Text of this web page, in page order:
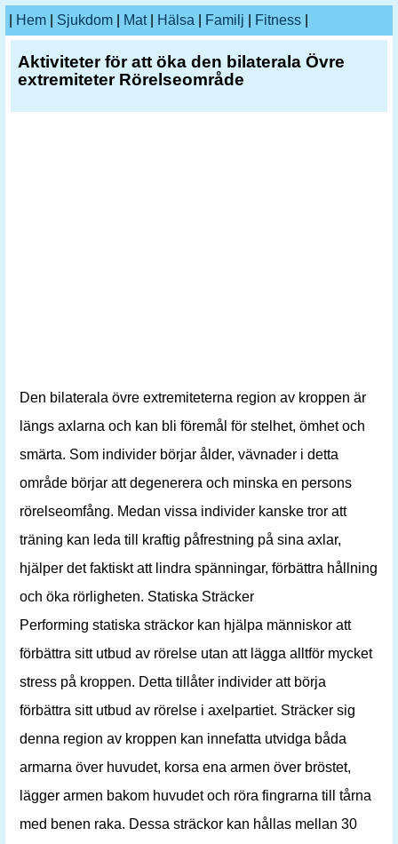
Hem Sjukdom Mat| Hälsa Familj Fitness
Aktiviteter för att öka den bilaterala Övre
extremiteter Rörelseområde
Den bilaterala övre extremiteterna region av kroppen är
längs axlarna och kan bli föremål för stelhet, ömhet och
smärta. Som individer börjar ålder, vävnader i detta
område börjar att degenerera och minska en persons
rörelseomfång. Medan vissa individer kanske tror att
träning kan leda till kraftig påfrestning på sina axlar,
hjälper det faktiskt att lindra spänningar, förbättra hållning
och öka rörligheten. Statiska Sträcker
Performing statiska sträckor kan hjälpa människor att
förbättra sitt utbud av rörelse utan att lägga alltför mycket
stress på kroppen. Detta tillåter individer att börja
förbättra sitt utbud av rörelse i axelpartiet. Sträcker sig
denna region av kroppen kan innefatta utvidga båda
armarna över huvudet, korsa ena armen över bröstet,
lägger armen bakom huvudet och röra fingrarna till tårna
med benen raka. Dessa sträckor kan hållas mellan 30